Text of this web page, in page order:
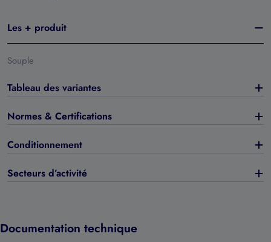
Les + produit
Souple
Tableau des variantes
Normes & Certifications
Conditionnement
Secteurs d’activité
Documentation technique